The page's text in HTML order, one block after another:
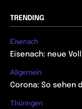
TRENDING
Eisenach
Eisenach: neue
Allgemein
Corona: So sehen
Thüringen